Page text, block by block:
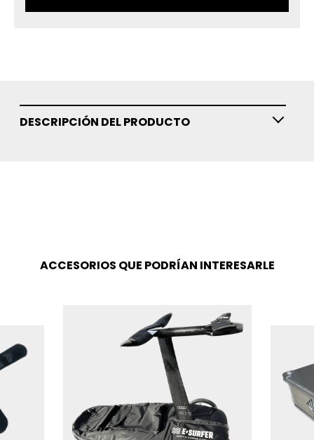
DESCRIPCIÓN DEL PRODUCTO
ACCESORIOS QUE PODRÍAN INTERESARLE